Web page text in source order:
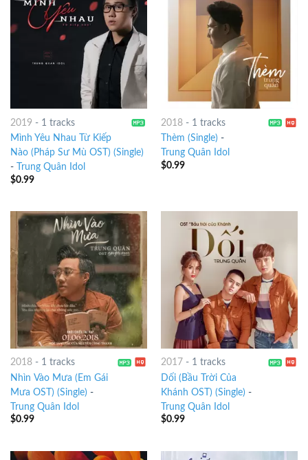
2019 - 1 tracks
Mình Yêu Nhau Từ Kiếp
Nào (Pháp Sư Mù OST) (Single)
-
Trung Quân Idol
$0.99
2018- 1 tracks
Thèm (Single) -
Trung Quân Idol
$0.99
2018- 1 tracks
Nhìn Vào Mưa (Em Gái
Mưa OST) (Single) -
Trung Quân Idol
$0.99
2017 - 1 tracks
Dối (Bầu Trời Của
Khánh OST) (Single) -
Trung Quân Idol
$0.99